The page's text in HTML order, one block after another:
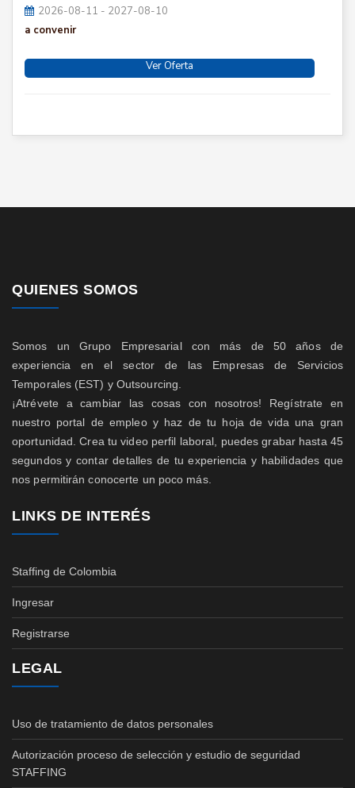
2026-08-11 - 2027-08-10
a convenir
Ver Oferta
QUIENES SOMOS
Somos un Grupo Empresarial con más de 50 años de
experiencia en el sector de las Empresas de Servicios
Temporales (EST) y Outsourcing.
¡Atrévete a cambiar las cosas con nosotros! Regístrate en
nuestro portal de empleo y haz de tu hoja de vida una gran
oportunidad. Crea tu video perfil laboral, puedes grabar hasta 45
segundos y contar detalles de tu experiencia y habilidades que
nos permitirán conocerte un poco más.
LINKS DE INTERÉS
Staffing de Colombia
Ingresar
Registrarse
LEGAL
Uso de tratamiento de datos personales
Autorización proceso de selección y estudio de seguridad
STAFFING